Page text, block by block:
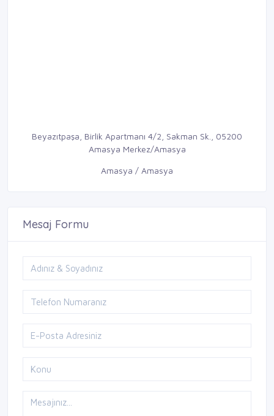
Beyazıtpaşa, Birlik Apartmanı 4/2, Sakman Sk., 05200
Amasya Merkez/Amasya
Amasya / Amasya
Mesaj Formu